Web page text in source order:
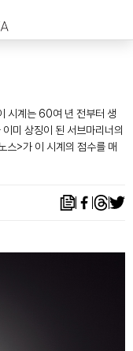
시계는 60여 년 전부터 생
미 상징이 된 서브마리너의
스>가 이 시계의 점수를 매